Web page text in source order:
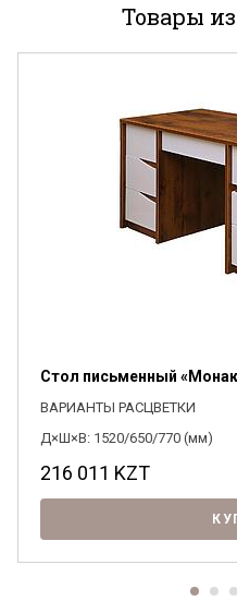
Я ознакомлен с
обработки
согласен
Товары
Стол письменный
ВАРИАНТЫ РАСЦВЕТКИ
Д×Ш×В: 1520/650/770 (мм)
216 011 KZT